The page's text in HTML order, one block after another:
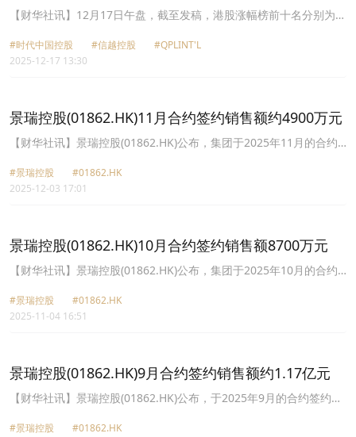
(01233.HK)涨42.99%，信越控股(06038.HK)涨36.96%
【财华社讯】12月17日午盘，截至发稿，港股涨幅榜前十名分别为时
36.96%、QPL INT'L(00243.HK)涨幅24.62%、植华集团(01842.HK)
涨幅24.39%、高科桥(09963.HK)涨幅19.19%、天利控股集团
14.07%、景瑞控股(01862.HK)涨幅13.33%。
#时代中国控股 #信越控股
#QPLINT'L
2025-12-17 13:30
景瑞控股(01862.HK)11月合约签约销售额约4900万元
【财华社讯】景瑞控股(01862.HK)公布，集团于2025年11月的合约
下同)，合同销售面积约为3072平方米，合同销售均价约15,951元/平
方米。截至2025年11月30日止十一个月，集团累计合约签约销售额
#景瑞控股
#01862.HK
2025-12-03 17:01
景瑞控股(01862.HK)10月合约签约销售额8700万元
【财华社讯】景瑞控股(01862.HK)公布，集团于2025年10月的合约
下同)，合同销售面积约为5,135平方米，合同销售均价约16,943元/
平方米。截至2025年10月31日止十个月，集团累计合约签约销售额
#景瑞控股
#01862.HK
2025-11-04 16:51
景瑞控股(01862.HK)9月合约签约销售额约1.17亿元
【财华社讯】景瑞控股(01862.HK)公布，于2025年9月的合约签约销
合同销售面积约为7910平方米，合同销售均价约14,791元/平方米。
#景瑞控股
#01862.HK